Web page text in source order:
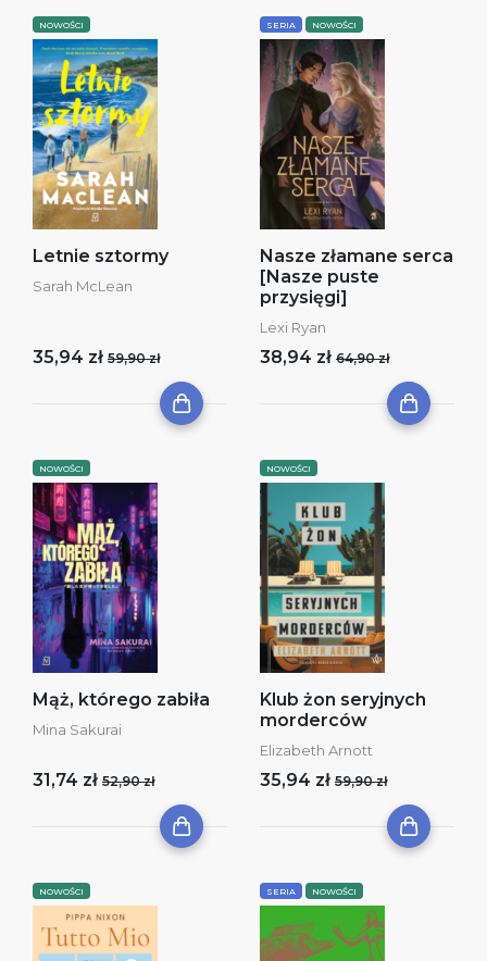
NOWOŚCI
Letnie sztormy
Sarah McLean
35,94 zł 59,90 zł
SERIA NOWOŚCI
Nasze złamane serca
[Nasze puste
przysięgi]
Lexi Ryan
38,94 zł 64,90 zł
NOWOŚCI
Mąż, którego zabiła
Mina Sakurai
31,74 zł 52,90 zł
NOWOŚCI
Klub żon seryjnych
morderców
Elizabeth Arnott
35,94 zł 59,90 zł
NOWOŚCI SERIA NOWOŚCI